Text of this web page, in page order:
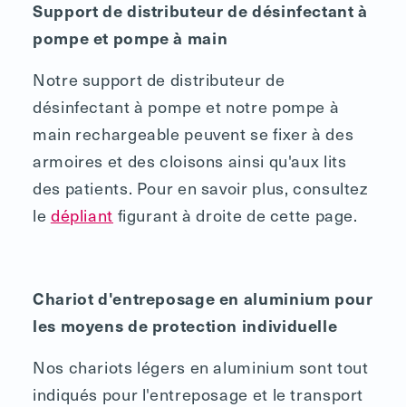
Support de distributeur de désinfectant à
pompe et pompe à main
Notre support de distributeur de
désinfectant à pompe et notre pompe à
main rechargeable peuvent se fixer à des
armoires et des cloisons ainsi qu'aux lits
des patients. Pour en savoir plus, consultez
le dépliant figurant à droite de cette page.
Chariot d'entreposage en aluminium pour
les moyens de protection individuelle
Nos chariots légers en aluminium sont tout
indiqués pour l'entreposage et le transport